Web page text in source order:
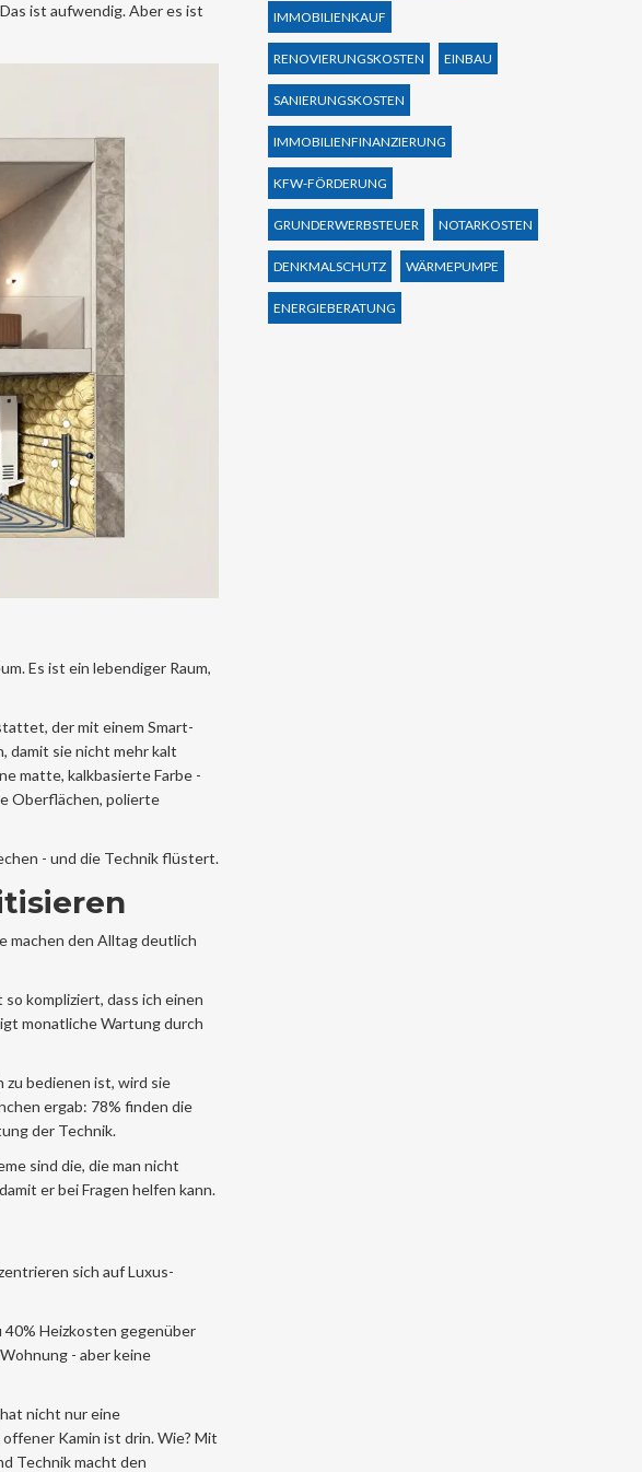
ist aufwendig. Aber es ist
Es ist ein lebendiger Raum,
der mit einem Smart-
damit sie nicht mehr kalt
matte, kalkbasierte Farbe -
Oberflächen, polierte
- und die Technik flüstert.
machen den Alltag deutlich
kompliziert, dass ich einen
monatliche Wartung durch
zu bedienen ist, wird sie
ergab: 78% finden die
der Technik.
sind die, die man nicht
er bei Fragen helfen kann.
sich auf Luxus-
Heizkosten gegenüber
- aber keine
nicht nur eine
Kamin ist drin. Wie? Mit
Technik macht den
IMMOBILIENKAUF
RENOVIERUNGSKOSTEN EINBAU
SANIERUNGSKOSTEN
IMMOBILIENFINANZIERUNG
KFW-FÖRDERUNG
GRUNDERWERBSTEUER NOTARKOSTEN
DENKMALSCHUTZ WÄRMEPUMPE
ENERGIEBERATUNG